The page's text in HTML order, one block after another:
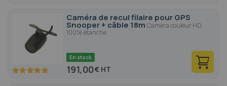
Caméra de recul filaire pour GPS
Snooper + câble 18m Caméra couleur HD,
100% étanche
100 100
En stock
191,00€